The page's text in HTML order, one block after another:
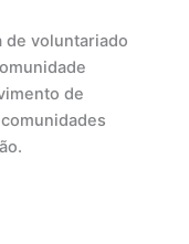
de voluntariado
de